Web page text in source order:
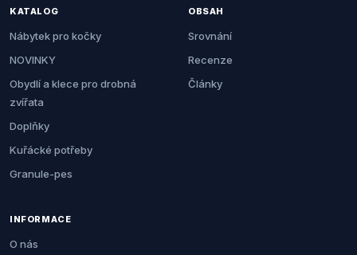
KATALOG
Nábytek pro kočky
NOVINKY
Obydlí a klece pro drobná
zvířata
Doplňky
Kuřácké potřeby
Granule-pes
OBSAH
Srovnání
Recenze
Články
INFORMACE
O nás